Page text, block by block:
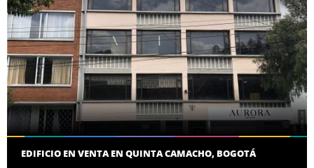
EDIFICIO EN VENTA EN QUINTA CAMACHO, BOGOTÁ